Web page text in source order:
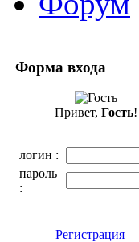
Форма входа
Привет, Гость!
логин :
пароль
:
Регистрация